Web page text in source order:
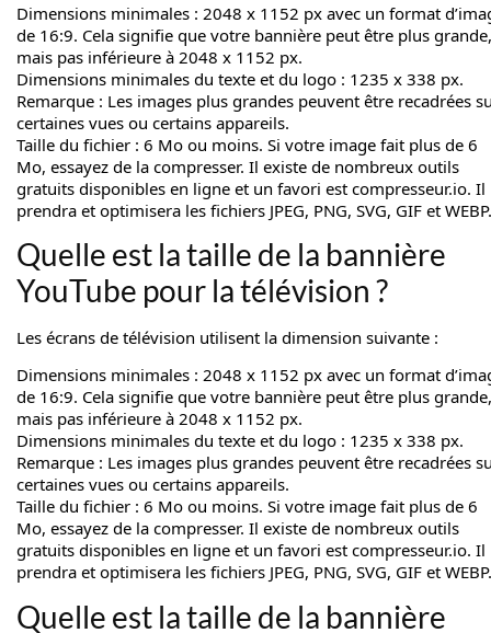
Dimensions minimales : 2048 x 1152 px avec un format
de 16:9. Cela signifie que votre bannière peut être plus grande,
mais pas inférieure à 2048 x 1152 px.
Dimensions minimales du texte et du logo : 1235 x 338 px.
Remarque : Les images plus grandes peuvent être recadrées
certaines vues ou certains appareils.
Taille du fichier : 6 Mo ou moins. Si votre image fait plus de 6
Mo, essayez de la compresser. Il existe de nombreux outils
gratuits disponibles en ligne et un favori est compresseur.io. Il
prendra et optimisera les fichiers JPEG, PNG, SVG, GIF et WEBP.
Quelle est la taille de la bannière
YouTube pour la télévision ?
Les écrans de télévision utilisent la dimension suivante :
Dimensions minimales : 2048 x 1152 px avec un format
de 16:9. Cela signifie que votre bannière peut être plus grande,
mais pas inférieure à 2048 x 1152 px.
Dimensions minimales du texte et du logo : 1235 x 338 px.
Remarque : Les images plus grandes peuvent être recadrées
certaines vues ou certains appareils.
Taille du fichier : 6 Mo ou moins. Si votre image fait plus de 6
Mo, essayez de la compresser. Il existe de nombreux outils
gratuits disponibles en ligne et un favori est compresseur.io. Il
prendra et optimisera les fichiers JPEG, PNG, SVG, GIF et WEBP.
Quelle est la taille de la bannière